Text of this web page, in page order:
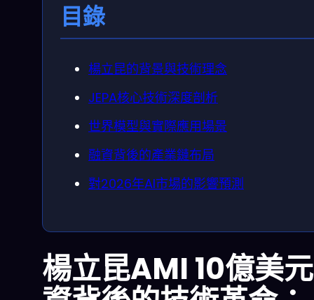
目錄
楊立昆的背景與技術理念
JEPA核心技術深度剖析
世界模型與實際應用場景
融資背後的產業鏈布局
對2026年AI市場的影響預測
楊立昆AMI 10億美